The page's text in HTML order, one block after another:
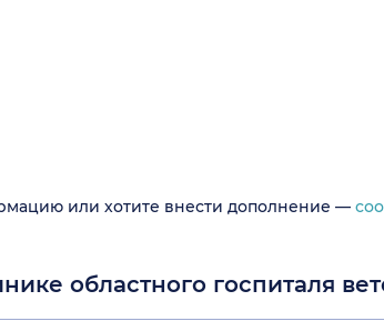
или хотите внести дополнение —
областного госпиталя